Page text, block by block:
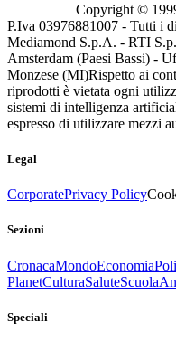
Copyright ©
P.Iva 03976881007 - Tutti i
Mediamond S.p.A. - RTI
Amsterdam (Paesi Bassi) -
Monzese (MI)Rispetto ai
riprodotti è vietata ogni
sistemi di intelligenza
espresso di utilizzare mezzi
Legal
CorporatePrivacy Policy
Sezioni
CronacaMondoEconomia
PlanetCulturaSaluteScuola
Speciali